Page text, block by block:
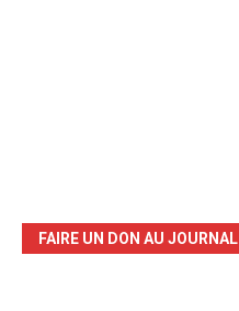
FAIRE UN DON AU JOURNAL